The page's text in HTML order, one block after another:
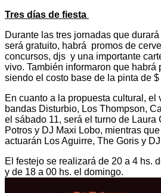
Tres días de fiesta
Durante las tres jornadas que
será gratuito, habrá promos de
concursos, djs y una importante
vivo. También informaron que habrá
siendo el costo base de la pinta de $
En cuanto a la propuesta cultural, el
bandas Disturbio, Los Thompson,
el sábado 11, será el turno de Laura
Potros y DJ Maxi Lobo, mientras
actuarán Los Aguirre, The Goris y
El festejo se realizará de 20 a 4 hs.
y de 18 a 00 hs. el domingo.